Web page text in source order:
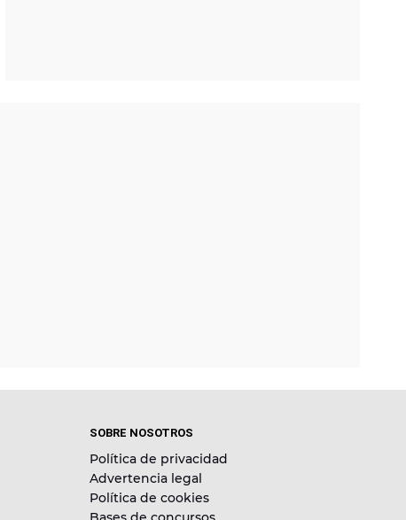
SOBRE NOSOTROS
Política de privacidad
Advertencia legal
Política de cookies